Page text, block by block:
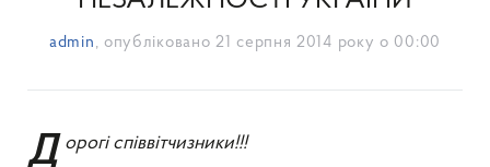
admin , опубліковано 21 серпня 2014 року о 00:00
Дорогі співвітчизники!!!